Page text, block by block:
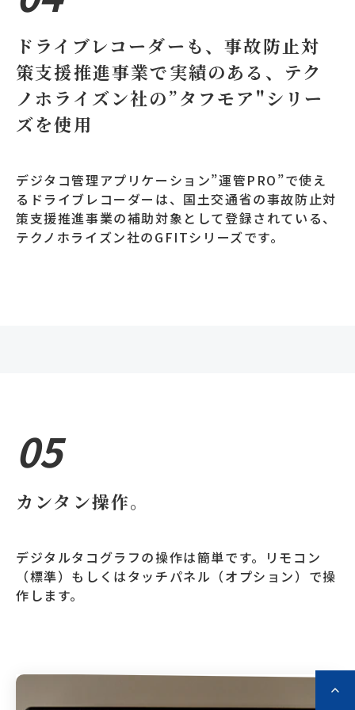
ドライブレコーダーも、事故防止対
策支援推進事業で実績のある、テク
ノホライズン社の”タフモア"シリー
ズを使用
デジタコ管理アプリケーション”運管PRO”で使え
るドライブレコーダーは、国土交通省の事故防止対
策支援推進事業の補助対象として登録されている、
テクノホライズン社のGFITシリーズです。
05
カンタン操作。
デジタルタコグラフの操作は簡単です。リモコン
（標準）もしくはタッチパネル（オプション）で操
作します。